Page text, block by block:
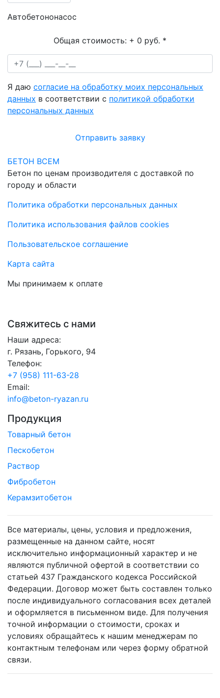
Автобетононасос
Общая стоимость: + 0 руб. *
Я даю согласие на обработку моих персональных
данных в соответствии с политикой обработки
персональных данных
Отправить заявку
БЕТОН ВСЕМ
Бетон по ценам производителя с доставкой по
городу и области
Политика обработки персональных данных
Политика использования файлов cookies
Пользовательское соглашение
Карта сайта
Мы принимаем к оплате
Свяжитесь с нами
Наши адреса:
г. Рязань, Горького, 94
Телефон:
+7 (958) 111-63-28
Email:
info@beton-ryazan.ru
Продукция
Товарный бетон
Пескобетон
Раствор
Фибробетон
Керамзитобетон
Все материалы, цены, условия и предложения,
размещенные на данном сайте, носят
исключительно информационный характер и не
являются публичной офертой в соответствии со
статьей 437 Гражданского кодекса Российской
Федерации. Договор может быть составлен только
после индивидуального согласования всех деталей
и оформляется в письменном виде. Для получения
точной информации о стоимости, сроках и
условиях обращайтесь к нашим менеджерам по
контактным телефонам или через форму обратной
связи.